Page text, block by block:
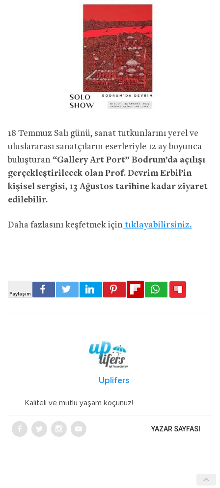
18 Temmuz Salı günü, sanat tutkunlarını yerel ve
uluslararası sanatçıların eserleriyle 12 ay boyunca
buluşturan “Gallery Art Port” Bodrum’da açılışı
gerçekleştirilecek olan Prof. Devrim Erbil’in
kişisel sergisi, 13 Ağustos tarihine kadar ziyaret
edilebilir.
Daha fazlasını keşfetmek için tıklayabilirsiniz.
Uplifers
Kaliteli ve mutlu yaşam koçunuz!
YAZAR SAYFASI